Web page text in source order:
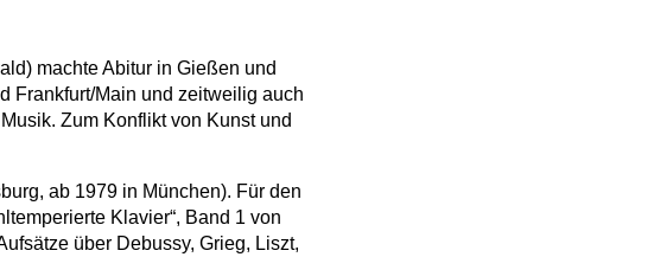
machte Abitur in Gießen und
Frankfurt/Main und zeitweilig auch
Zum Konflikt von Kunst und
ab 1979 in München). Für den
Klavier“, Band 1 von
über Debussy, Grieg, Liszt,